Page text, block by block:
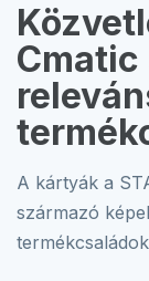
A kártyák a
származó